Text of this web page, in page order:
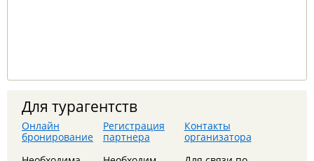
Для турагентств
Онлайн
бронирование
Регистрация
партнера
Контакты
организатора
8 августа - Тайны сталинских высоток: экскурсия,